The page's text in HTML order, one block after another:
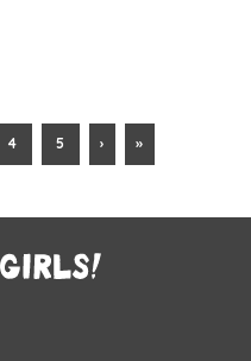
4 5 › »